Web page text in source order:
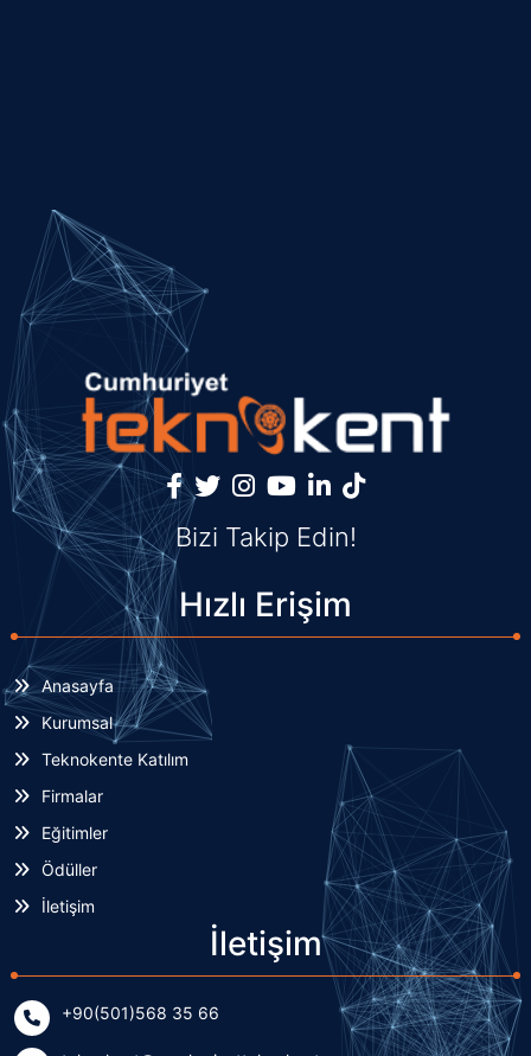
Bizi Takip Edin!
Hızlı Erişim
Anasayfa
Kurumsal
Teknokente Katılım
Firmalar
Eğitimler
Ödüller
İletişim
İletişim
+90(501)568 35 66